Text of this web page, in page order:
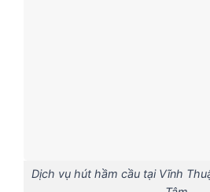
Dịch vụ hút hầm cầu tại Vĩnh